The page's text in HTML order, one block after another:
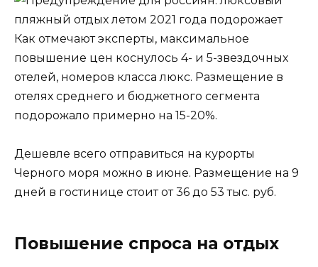
Как отмечают эксперты, максимальное
повышение цен коснулось 4- и 5-звездочных
отелей, номеров класса люкс. Размещение в
отелях среднего и бюджетного сегмента
подорожало примерно на 15-20%.
Дешевле всего отправиться на курорты
Черного моря можно в июне. Размещение на 9
дней в гостинице стоит от 36 до 53 тыс. руб.
Повышение спроса на отдых